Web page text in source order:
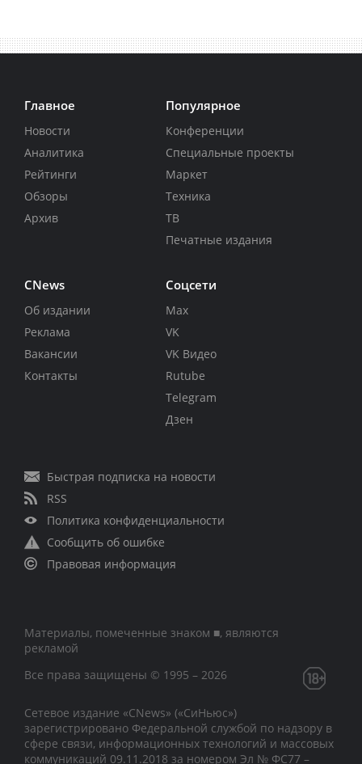
Главное
Новости
Аналитика
Рейтинги
Обзоры
Архив
Популярное
Конференции
Специальные проекты
Маркет
Техника
ТВ
Печатные издания
CNews
Об издании
Реклама
Вакансии
Контакты
Соцсети
Max
VK
VK Видео
Rutube
Telegram
Дзен
Быстрая подписка на новости
RSS
Политика конфиденциальности
Сообщить об ошибке
Правовая информация
Материалы, помеченные знаком ■, являются
рекламой
Все права защищены © 1995 – 2026
Сетевое издание «CNews» («СиНьюс»)
зарегистрировано Федеральной службой по надзору в
сфере связи, информационных технологий и массовых
коммуникаций 09.11.2018 за номером Эл № ФС77 –